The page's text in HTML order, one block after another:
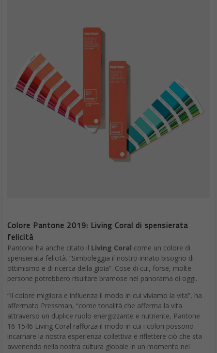
Colore Pantone 2019: Living Coral di spensierata
felicità
Pantone ha anche citato il Living Coral come un colore di
spensierata felicità. “Simboleggia il nostro innato bisogno di
ottimismo e di ricerca della gioia”. Cose di cui, forse, molte
persone potrebbero risultare bramose nel panorama di oggi.
“Il colore migliora e influenza il modo in cui viviamo la vita”, ha
affermato Pressman, “come tonalità che afferma la vita
attraverso un duplice ruolo energizzante e nutriente, Pantone
16-1546 Living Coral rafforza il modo in cui i colori possono
incarnare la nostra esperienza collettiva e riflettere ciò che sta
avvenendo nella nostra cultura globale in un momento nel